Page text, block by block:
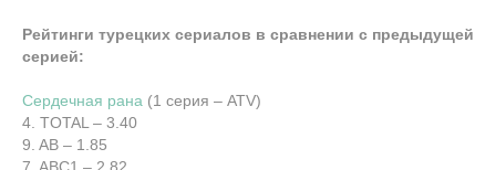
Рейтинги турецких сериалов в сравнении с предыдущей
серией:
Сердечная рана (1 серия – ATV)
4. TOTAL – 3.40
9. AB – 1.85
7. ABC1 – 2.82